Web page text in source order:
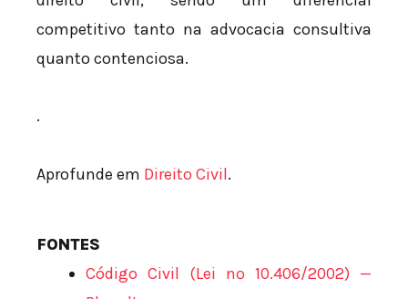
competitivo tanto na advocacia consultiva
quanto contenciosa.
.
Aprofunde em Direito Civil.
FONTES
Código Civil (Lei nº 10.406/2002) —